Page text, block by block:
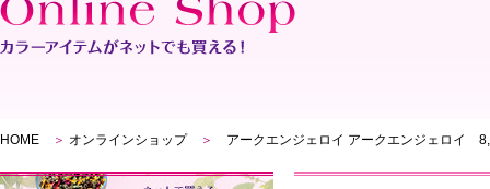
HOME ＞ オンラインショップ ＞ アークエンジェロイ アークエンジェロイ